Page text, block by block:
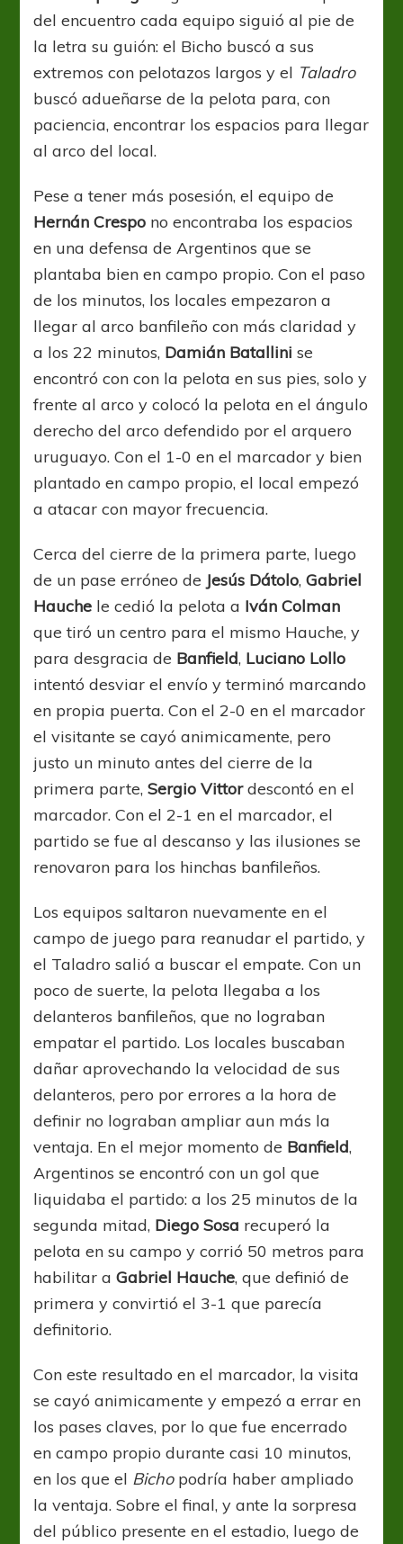
del encuentro cada equipo siguió al pie de
la letra su guión: el Bicho buscó a sus
extremos con pelotazos largos y el Taladro
buscó adueñarse de la pelota para, con
paciencia, encontrar los espacios para llegar
al arco del local.
Pese a tener más posesión, el equipo de
Hernán Crespo no encontraba los espacios
en una defensa de Argentinos que se
plantaba bien en campo propio. Con el paso
de los minutos, los locales empezaron a
llegar al arco banfileño con más claridad y
a los 22 minutos, Damián Batallini se
encontró con con la pelota en sus pies, solo y
frente al arco y colocó la pelota en el ángulo
derecho del arco defendido por el arquero
uruguayo. Con el 1-0 en el marcador y bien
plantado en campo propio, el local empezó
a atacar con mayor frecuencia.
Cerca del cierre de la primera parte, luego
de un pase erróneo de Jesús Dátolo,Gabriel
Hauche le cedió la pelota a Iván Colman
que tiró un centro para el mismo Hauche, y
para desgracia de Banfield, Luciano Lollo
intentó desviar el envío y terminó marcando
en propia puerta. Con el 2-0 en el marcador
el visitante se cayó animicamente, pero
justo un minuto antes del cierre de la
primera parte,Sergio Vittordescontó en el
marcador. Con el 2-1 en el marcador, el
partido se fue al descanso y las ilusiones se
renovaron para los hinchas banfileños.
Los equipos saltaron nuevamente en el
campo de juego para reanudar el partido, y
el Taladro salió a buscar el empate. Con un
poco de suerte, la pelota llegaba a los
delanteros banfileños, que no lograban
empatar el partido. Los locales buscaban
dañar aprovechando la velocidad de sus
delanteros, pero por errores a la hora de
definir no lograban ampliar aun más la
ventaja. En el mejor momento de Banfield,
Argentinos se encontró con un gol que
liquidaba el partido: a los 25 minutos de la
segunda mitad, Diego Sosa recuperó la
pelota en su campo y corrió 50 metros para
habilitar aGabriel Hauche, que definió de
primera y convirtió el 3-1 que parecía
definitorio.
Con este resultado en el marcador, la visita
se cayó animicamente y empezó a errar en
los pases claves, por lo que fue encerrado
en campo propio durante casi 10 minutos,
en los que el Bicho podría haber ampliado
la ventaja. Sobre el final, y ante la sorpresa
del público presente en el estadio, luego de